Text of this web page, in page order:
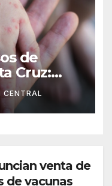
de
Cruz:
CENTRAL
venta de
de vacunas